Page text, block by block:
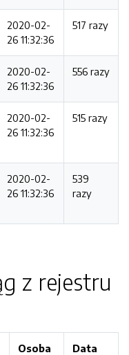
2020-02-
26 11:32:36
517 razy
2020-02-
26 11:32:36
556 razy
2020-02-
26 11:32:36
515 razy
2020-02-
26 11:32:36
539
razy
z rejestru
Osoba Data